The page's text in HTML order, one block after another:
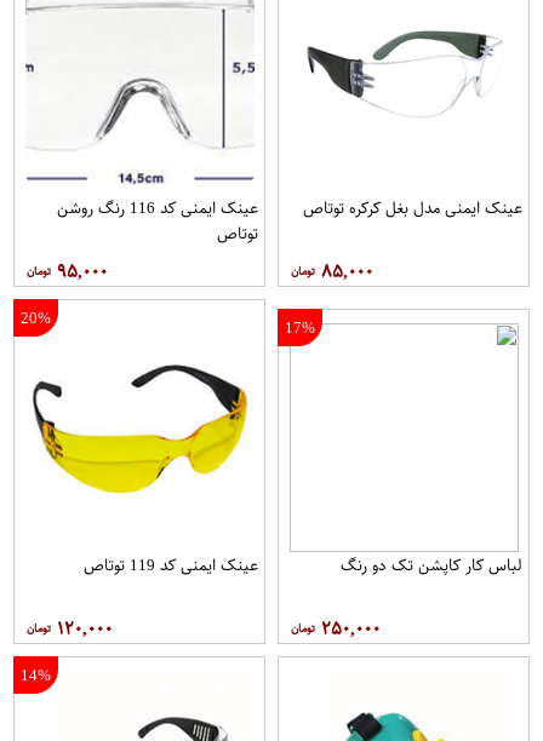
عینک ایمنی مدل بغل کرکره توتاص
۸۵,۰۰۰
عینک ایمنی کد 116 رنگ روشن
توتاص
۹۵,۰۰۰
17%
لباس کار کاپشن تک دو رنگ
۲۵۰,۰۰۰
20%
عینک ایمنی کد 119 توتاص
۱۲۰,۰۰۰
14%